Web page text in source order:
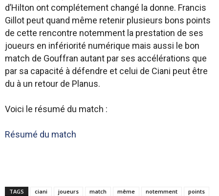
d’Hilton ont complétement changé la donne. Francis
Gillot peut quand même retenir plusieurs bons points
de cette rencontre notemment la prestation de ses
joueurs en infériorité numérique mais aussi le bon
match de Gouffran autant par ses accélérations que
par sa capacité à défendre et celui de Ciani peut être
du à un retour de Planus.
Voici le résumé du match :
Résumé du match
TAGS ciani joueurs match même notemment
points